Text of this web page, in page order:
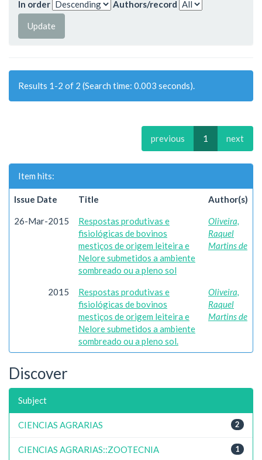
In order
Authors/record
Results 1-2 of 2 (Search time: 0.003 seconds).
previous 1 next
Item hits:
Issue Date Title Author(s)
26-Mar-2015
Respostas produtivas e
fisiológicas de bovinos
mestiços de origem leiteira e
Nelore submetidos a ambiente
sombreado ou a pleno sol
Oliveira,
Raquel
Martins de
2015
Respostas produtivas e
fisiológicas de bovinos
mestiços de origem leiteira e
Nelore submetidos a ambiente
sombreado ou a pleno sol.
Oliveira,
Raquel
Martins de
Discover
Subject
2
CIENCIAS AGRARIAS
1
CIENCIAS AGRARIAS::ZOOTECNIA